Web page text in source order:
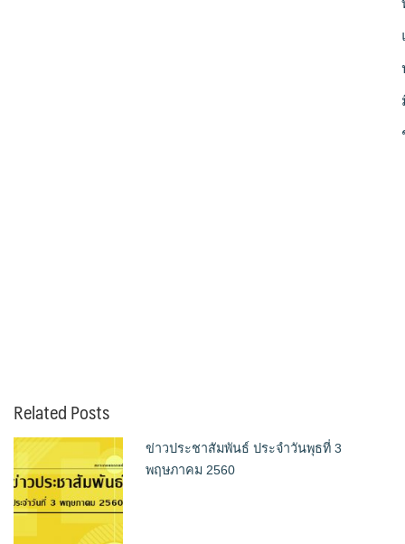
Related Posts
ข่าวประชาสัมพันธ์ ประจำวันพุธที่ 3
พฤษภาคม 2560